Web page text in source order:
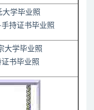
持证书毕业照
书毕业照